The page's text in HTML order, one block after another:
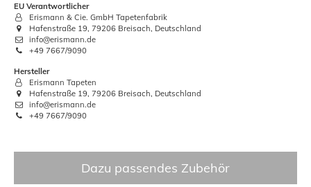
EU Verantwortlicher
Erismann & Cie. GmbH Tapetenfabrik
Hafenstraße 19, 79206 Breisach, Deutschland
info@erismann.de
+49 7667/9090
Hersteller
Erismann Tapeten
Hafenstraße 19, 79206 Breisach, Deutschland
info@erismann.de
+49 7667/9090
Dazu passendes Zubehör